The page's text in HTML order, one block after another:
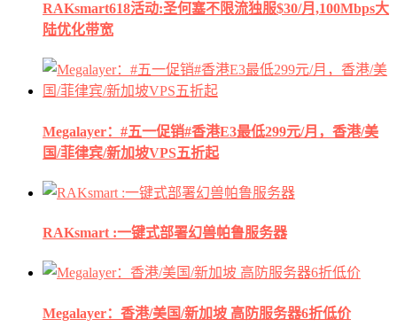
RAKsmart618活动:圣何塞不限流独服$30/月,100Mbps大
陆优化带宽
Megalayer：#五一促销#香港E3最低299元/月，香港/美
国/菲律宾/新加坡VPS五折起
RAKsmart :一键式部署幻兽帕鲁服务器
Megalayer：香港/美国/新加坡 高防服务器6折低价